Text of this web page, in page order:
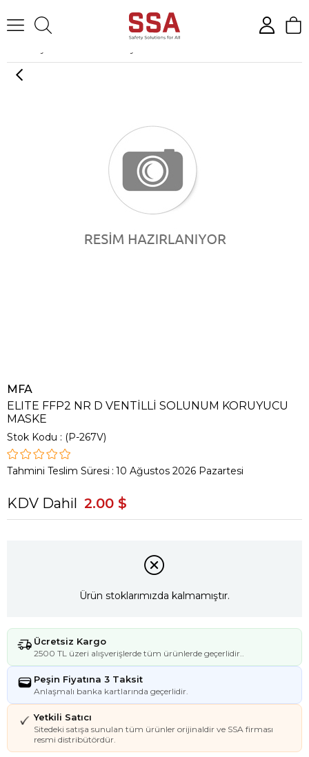
MFA
ELITE FFP2 NR D VENTİLLİ SOLUNUM KORUYUCU
MASKE
Stok Kodu (P-267V)
Tahmini Teslim Süresi : 10 Ağustos 2026 Pazartesi
KDV Dahil 2.00 $
Ürün stoklarımızda kalmamıştır.
Ücretsiz Kargo
2500 TL üzeri alışverişlerde tüm ürünlerde geçerlidir..
Peşin Fiyatına 3 Taksit
Anlaşmalı banka kartlarında geçerlidir.
Yetkili Satıcı
Sitedeki satışa sunulan tüm ürünler orijinaldir ve SSA firması
resmi distribütördür.